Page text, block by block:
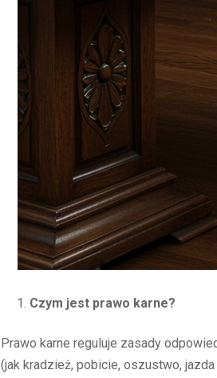
Czym jest prawo karne?
Prawo karne reguluje zasady
(jak kradzież, pobicie, oszustwo,